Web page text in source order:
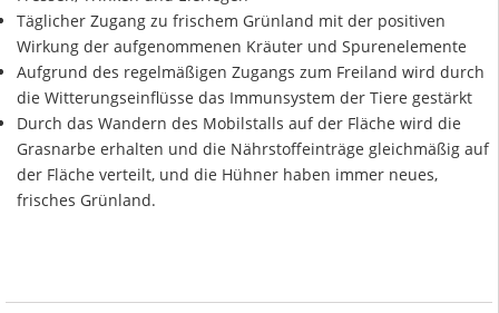
Täglicher Zugang zu frischem Grünland mit der positiven
Wirkung der aufgenommenen Kräuter und Spurenelemente
Aufgrund des regelmäßigen Zugangs zum Freiland wird durch
die Witterungseinflüsse das Immunsystem der Tiere gestärkt
Durch das Wandern des Mobilstalls auf der Fläche wird die
Grasnarbe erhalten und die Nährstoffeinträge gleichmäßig auf
der Fläche verteilt, und die Hühner haben immer neues,
frisches Grünland.